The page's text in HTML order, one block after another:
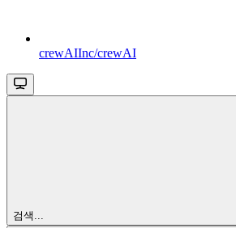
crewAIInc/crewAI
검색...